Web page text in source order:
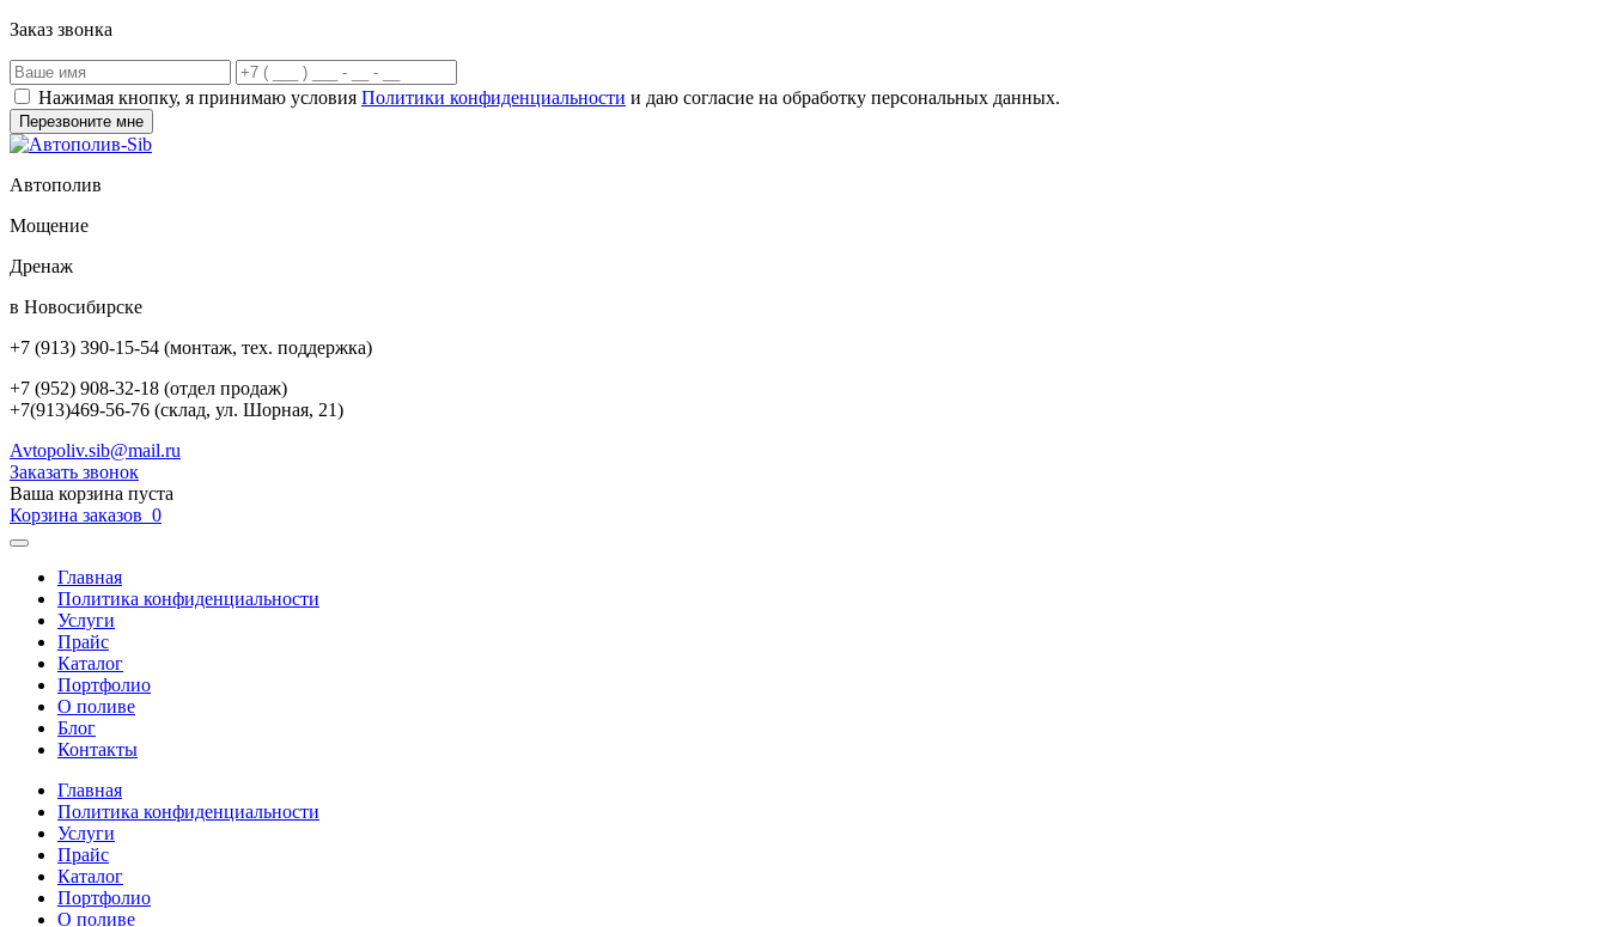
Заказ звонка
Нажимая кнопку, я принимаю условия Политики конфиденциальности и даю согласие на обработку персональных данных.
Автополив
Мощение
Дренаж
в Новосибирске
+7 (913) 390-15-54 (монтаж, тех. поддержка)
+7 (952) 908-32-18 (отдел продаж)
+7(913)469-56-76 (склад, ул. Шорная, 21)
Avtopoliv.sib@mail.ru
Заказать звонок
Ваша корзина пуста
Корзина заказов 0
Главная
Политика конфиденциальности
Услуги
Прайс
Каталог
Портфолио
О поливе
Блог
Контакты
Главная
Политика конфиденциальности
Услуги
Прайс
Каталог
Портфолио
О поливе